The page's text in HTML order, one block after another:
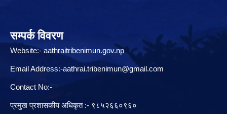
सम्पर्क विवरण
Website:-aathraitribenimun.gov.np
Email Address:-aathrai.tribenimun@gmail.com
Contact No:-
प्रमुख प्रशासकीय अधिकृत :- ९८५२६६०९६०